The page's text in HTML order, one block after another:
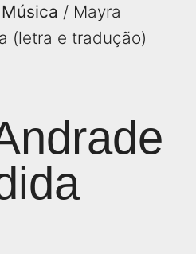
Música / Mayra
(letra e tradução)